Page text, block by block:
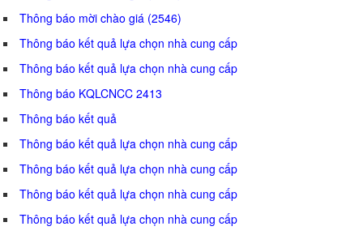
Thông báo mời chào giá (2546)
Thông báo kết quả lựa chọn nhà cung cấp
Thông báo kết quả lựa chọn nhà cung cấp
Thông báo KQLCNCC 2413
Thông báo kết quả
Thông báo kết quả lựa chọn nhà cung cấp
Thông báo kết quả lựa chọn nhà cung cấp
Thông báo kết quả lựa chọn nhà cung cấp
Thông báo kết quả lựa chọn nhà cung cấp